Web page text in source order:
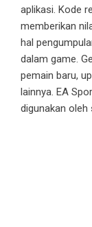
aplikasi. Kode
memberikan
hal
dalam game.
pemain baru,
lainnya. EA
digunakan oleh